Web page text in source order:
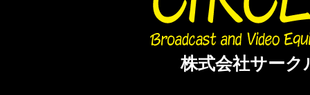
株式会社サーク